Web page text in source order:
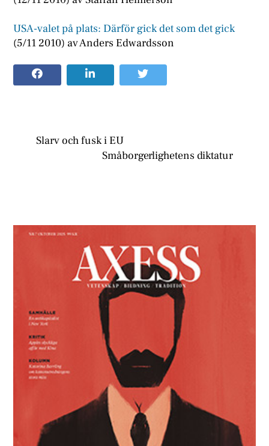
USA-valet på plats: Därför gick det som det gick
(5/11 2010) av Anders Edwardsson
Slarv och fusk i EU
Småborgerlighetens diktatur